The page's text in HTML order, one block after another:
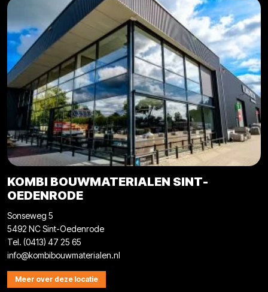
KOMBI BOUWMATERIALEN SINT-
OEDENRODE
Sonseweg 5
5492 NC Sint-Oedenrode
Tel. (0413) 47 25 65
info@kombibouwmaterialen.nl
Meer over deze locatie